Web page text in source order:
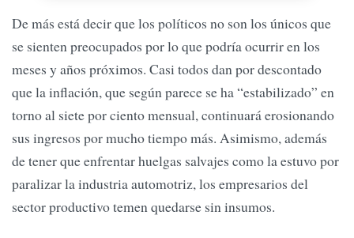
De más está decir que los políticos no son los únicos que
se sienten preocupados por lo que podría ocurrir en los
meses y años próximos. Casi todos dan por descontado
que la inflación, que según parece se ha “estabilizado” en
torno al siete por ciento mensual, continuará erosionando
sus ingresos por mucho tiempo más. Asimismo, además
de tener que enfrentar huelgas salvajes como la estuvo por
paralizar la industria automotriz, los empresarios del
sector productivo temen quedarse sin insumos.